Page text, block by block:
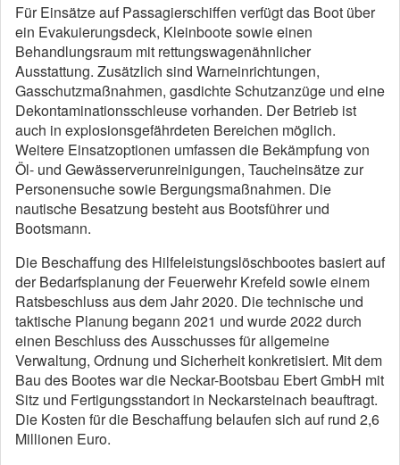
Für Einsätze auf Passagierschiffen verfügt das Boot über
ein Evakuierungsdeck, Kleinboote sowie einen
Behandlungsraum mit rettungswagenähnlicher
Ausstattung. Zusätzlich sind Warneinrichtungen,
Gasschutzmaßnahmen, gasdichte Schutzanzüge und eine
Dekontaminationsschleuse vorhanden. Der Betrieb ist
auch in explosionsgefährdeten Bereichen möglich.
Weitere Einsatzoptionen umfassen die Bekämpfung von
Öl- und Gewässerverunreinigungen, Taucheinsätze zur
Personensuche sowie Bergungsmaßnahmen. Die
nautische Besatzung besteht aus Bootsführer und
Bootsmann.
Die Beschaffung des Hilfeleistungslöschbootes basiert auf
der Bedarfsplanung der Feuerwehr Krefeld sowie einem
Ratsbeschluss aus dem Jahr 2020. Die technische und
taktische Planung begann 2021 und wurde 2022 durch
einen Beschluss des Ausschusses für allgemeine
Verwaltung, Ordnung und Sicherheit konkretisiert. Mit dem
Bau des Bootes war die Neckar-Bootsbau Ebert GmbH mit
Sitz und Fertigungsstandort in Neckarsteinach beauftragt.
Die Kosten für die Beschaffung belaufen sich auf rund 2,6
Millionen Euro.